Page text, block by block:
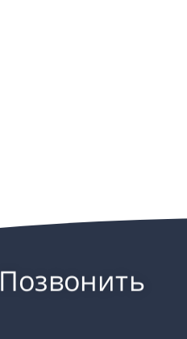
Позвонить